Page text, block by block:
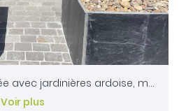
Rénovation d'une entrée avec jardinières ardoise, muret & pavés en grès gris - Gazon synthétique - BRESSUIRE 79
Voir plus